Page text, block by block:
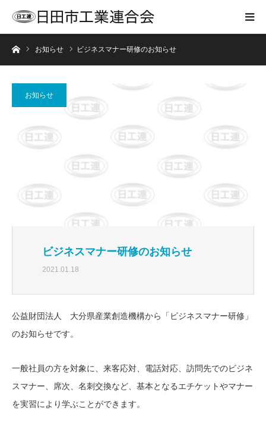
ホームお知らせ ビジネスマナー研修のお知らせ
お知らせ
ビジネスマナー研修のお知らせ
2021.01.18
公益財団法人 大分県産業創造機構から「ビジネスマナー研修」
のお知らせです。
一般社員の方を対象に、来客応対、電話対応、訪問先でのビジネ
スマナー、席次、名刺交換など、基本となるエチケットやマナー
を実習により学ぶことができます。